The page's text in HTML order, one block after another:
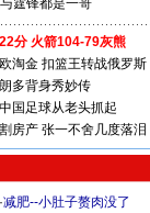
霆锋都是一哥
分 火箭104-79灰熊
淘金 扣篮王转战俄罗斯
多背身秀妙传
国足球从老头抓起
房产 张一不舍几度落泪
·减肥--小肚子赘肉没了